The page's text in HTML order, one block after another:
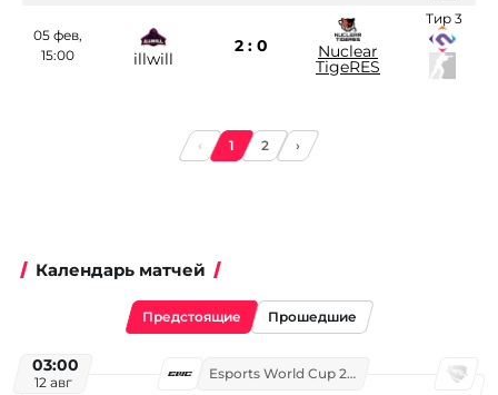
05 фев,
15:00
illwill
2 : 0 Nuclear
TigeRES
Тир 3
‹ 1 2 ›
Календарь матчей
Предстоящие Прошедшие
03:00
12 авг
Esports World Cup 2026